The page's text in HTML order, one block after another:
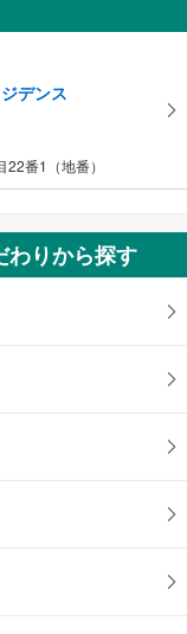
野
デンス
番1（地番）
わりから探す